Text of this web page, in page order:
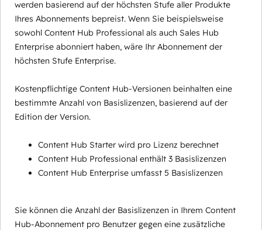
werden basierend auf der höchsten Stufe aller Produkte
Ihres Abonnements bepreist. Wenn Sie beispielsweise
sowohl Content Hub Professional als auch Sales Hub
Enterprise abonniert haben, wäre Ihr Abonnement der
höchsten Stufe Enterprise.
Kostenpflichtige Content Hub-Versionen beinhalten eine
bestimmte Anzahl von Basislizenzen, basierend auf der
Edition der Version.
Content Hub Starter wird pro Lizenz berechnet
Content Hub Professional enthält 3 Basislizenzen
Content Hub Enterprise umfasst 5 Basislizenzen
Sie können die Anzahl der Basislizenzen in Ihrem Content
Hub-Abonnement pro Benutzer gegen eine zusätzliche